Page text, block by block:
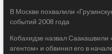
В Москве похвалили
событий 2008 года
Кобахидзе назвал
агентом» и обвинил его в